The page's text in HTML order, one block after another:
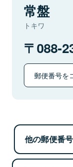
常盤
トキワ
088-
郵便番号を
他の郵便番